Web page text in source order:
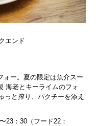
エンド
ォー。夏の限定は魚介スー
海老とキーライムのフォ
っと搾り、パクチーを添え
：30（フード22：